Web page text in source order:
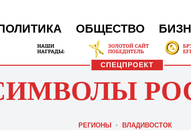
ОБЩЕСТВО
СПЕЦПРОЕКТ
РЕГИОНЫ ВЛАДИВОСТОК